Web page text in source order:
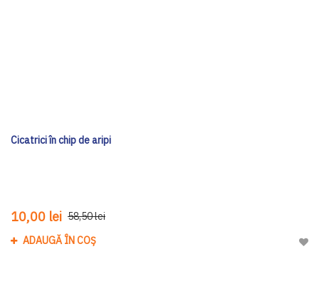
Cicatrici în chip de aripi
10,00 lei 58,50 lei
ADAUGĂ ÎN COȘ